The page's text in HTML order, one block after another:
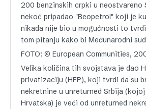
200 benzinskih crpki u neostvareno
nekoć pripadao "Beopetrol" koji je
nikada nije bio u mogućnosti to
tom pitanju kako bi Međunarodni
FOTO: © European Communities,
Velika količina tih svojstava je dao
privatizaciju (HFP), koji tvrdi da su
nekretnine u unreturned Srbija
Hrvatska) je veći od unreturned